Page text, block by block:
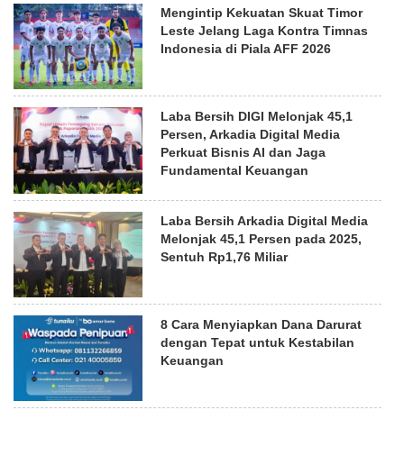
Mengintip Kekuatan Skuat Timor
Leste Jelang Laga Kontra Timnas
Indonesia di Piala AFF 2026
Laba Bersih DIGI Melonjak 45,1
Persen, Arkadia Digital Media
Perkuat Bisnis AI dan Jaga
Fundamental Keuangan
Laba Bersih Arkadia Digital Media
Melonjak 45,1 Persen pada 2025,
Sentuh Rp1,76 Miliar
8 Cara Menyiapkan Dana Darurat
dengan Tepat untuk Kestabilan
Keuangan